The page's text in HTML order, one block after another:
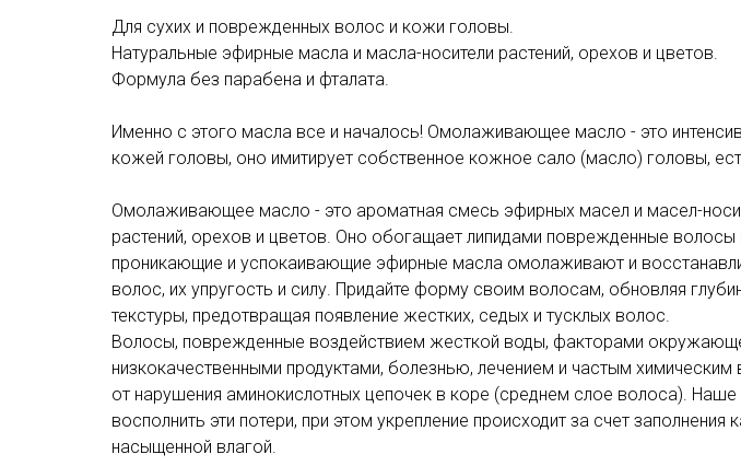
Для сухих и поврежденных волос и кожи головы.
Натуральные эфирные масла и масла-носители растений, орехов и цветов.
Формула без парабена и фталата.
Именно с этого масла все и началось! Омолаживающее масло - это
кожей головы, оно имитирует собственное кожное сало (масло) головы,
Омолаживающее масло - это ароматная смесь эфирных масел и масел-
растений, орехов и цветов. Оно обогащает липидами поврежденные
проникающие и успокаивающие эфирные масла омолаживают и
волос, их упругость и силу. Придайте форму своим волосам, обновляя
текстуры, предотвращая появление жестких, седых и тусклых волос.
Волосы, поврежденные воздействием жесткой воды, факторами
низкокачественными продуктами, болезнью, лечением и частым
от нарушения аминокислотных цепочек в коре (среднем слое волоса).
восполнить эти потери, при этом укрепление происходит за счет
насыщенной влагой.